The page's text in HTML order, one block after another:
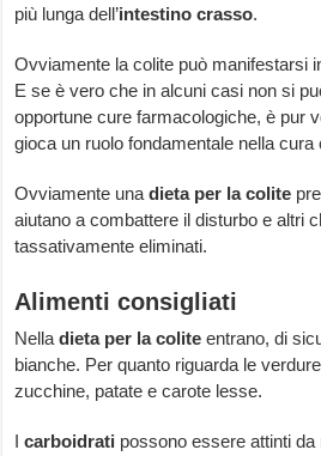
più lunga dell’intestino crasso.
Ovviamente la colite può manifestarsi
E se è vero che in alcuni casi non si
opportune cure farmacologiche, è pur
gioca un ruolo fondamentale nella cura
Ovviamente unadieta per la colite
aiutano a combattere il disturbo e altri
tassativamente eliminati.
Alimenti consigliati
Nelladieta per la colite entrano, di
bianche. Per quanto riguarda le
zucchine, patate e carote lesse.
Icarboidrati possono essere attinti